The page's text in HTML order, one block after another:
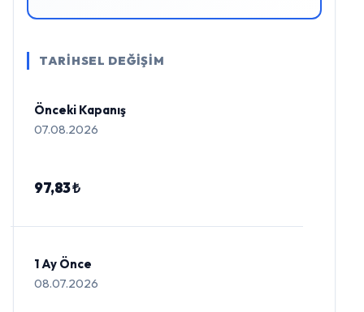
TARİHSEL DEĞİŞİM
Önceki Kapanış
07.08.2026
97,83 ₺
1 Ay Önce
08.07.2026